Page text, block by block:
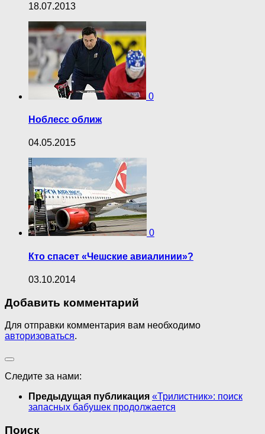
18.07.2013
0
Ноблесс оближ
04.05.2015
0
Кто спасет «Чешские авиалинии»?
03.10.2014
Добавить комментарий
Для отправки комментария вам необходимо
авторизоваться.
Следите за нами:
Предыдущая публикация «Трилистник»: поиск
запасных бабушек продолжается
Поиск